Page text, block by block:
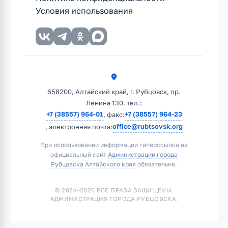
Условия использования
658200, Алтайский край, г. Рубцовск, пр.
Ленина 130. тел.:
+7 (38557) 964-01, факс:+7 (38557) 964-23
, электронная почта:office@rubtsovsk.org
При использовании информации гиперссылка на
официальный сайт Администрации города
Рубцовска Алтайского края обязательна.
© 2024–2026 ВСЕ ПРАВА ЗАЩИЩЕНЫ.
АДМИНИСТРАЦИЯ ГОРОДА РУБЦОВСКА.